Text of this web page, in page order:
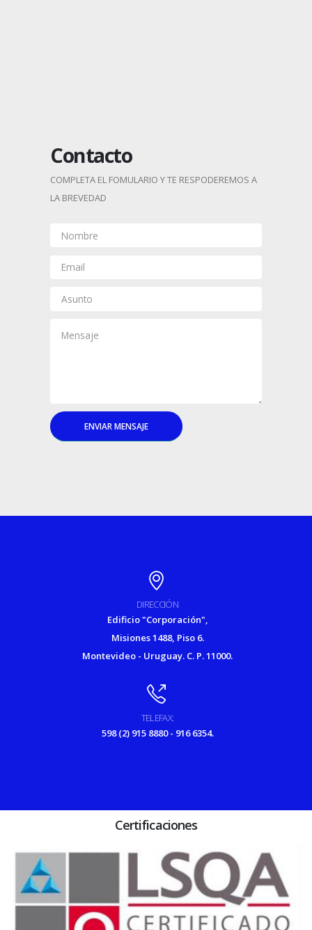
Contacto
COMPLETA EL FOMULARIO Y TE RESPODEREMOS A
LA BREVEDAD
DIRECCIÓN
Edificio "Corporación",
Misiones 1488, Piso 6.
Montevideo - Uruguay. C. P. 11000.
TELEFAX:
598 (2) 915 8880 - 916 6354.
Certificaciones